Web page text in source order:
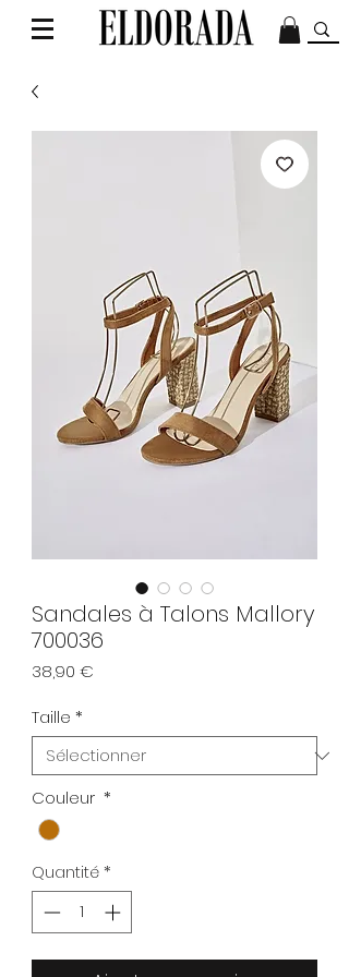
Sandales à Talons Mallory
700036
38,90 €
Taille *
Couleur *
Quantité*